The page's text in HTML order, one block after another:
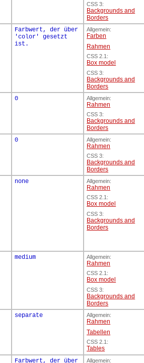
CSS 3:
Backgrounds and
Borders
Farbwert, der über
'color' gesetzt
ist.
Allgemein:
Farben
Rahmen
CSS 2.1:
Box model
CSS 3:
Backgrounds and
Borders
0 Allgemein:
Rahmen
CSS 3:
Backgrounds and
Borders
0 Allgemein:
Rahmen
CSS 3:
Backgrounds and
Borders
none Allgemein:
Rahmen
CSS 2.1:
Box model
CSS 3:
Backgrounds and
Borders
medium Allgemein:
Rahmen
CSS 2.1:
Box model
CSS 3:
Backgrounds and
Borders
separate Allgemein:
Rahmen
Tabellen
CSS 2.1:
Tables
Farbwert, der über
Allgemein: